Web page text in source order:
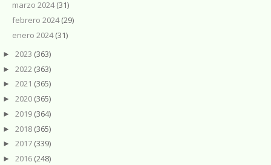
marzo 2024(31)
febrero 2024(29)
enero 2024(31)
► 2023 (363)
► 2022 (363)
► 2021 (365)
► 2020 (365)
► 2019 (364)
► 2018 (365)
► 2017 (339)
► 2016 (248)